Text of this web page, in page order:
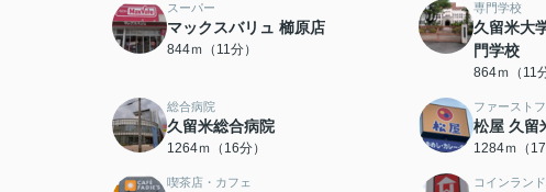
スーパー
マックスバリュ 櫛原店
844ｍ（11分）
専門学校
久留米大
門学校
864ｍ（11
総合病院
久留米総合病院
1264ｍ（16分）
ファースト
松屋 久留
1284ｍ（17
喫茶店・カフェ コインラン